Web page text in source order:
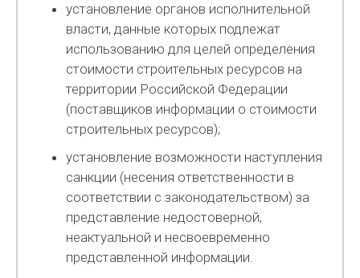
установление органов исполнительной
власти, данные которых подлежат
использованию для целей определения
стоимости строительных ресурсов на
территории Российской Федерации
(поставщиков информации о стоимости
строительных ресурсов);
установление возможности наступления
санкции (несения ответственности в
соответствии с законодательством) за
представление недостоверной,
неактуальной и несвоевременно
представленной информации.